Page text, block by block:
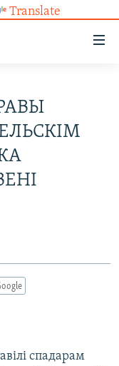
Translate
спадарам